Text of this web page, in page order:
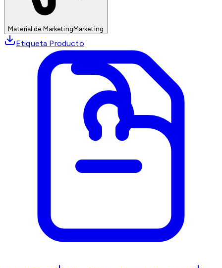
Material de MarketingMarketing
Etiqueta Producto